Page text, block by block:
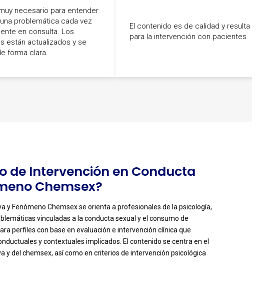
necesario para entender
problemática cada vez
en consulta. Los
están actualizados y se
forma clara.
El contenido es de calidad y resulta
para la intervención con pacientes
de Intervención en Conducta
Chemsex?
y Fenómeno Chemsex se orienta a profesionales de la psicología,
vinculadas a la conducta sexual y el consumo de
perfiles con base en evaluación e intervención clínica que
y contextuales implicados. El contenido se centra en el
y del chemsex, así como en criterios de intervención psicológica